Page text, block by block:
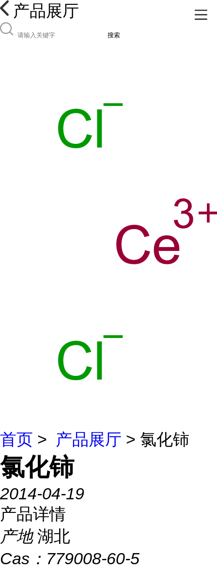
产品展厅
搜索
首页 > 产品展厅 > 氯化铈
氯化铈
2014-04-19
产品详情
产地 湖北
Cas： 779008-60-5